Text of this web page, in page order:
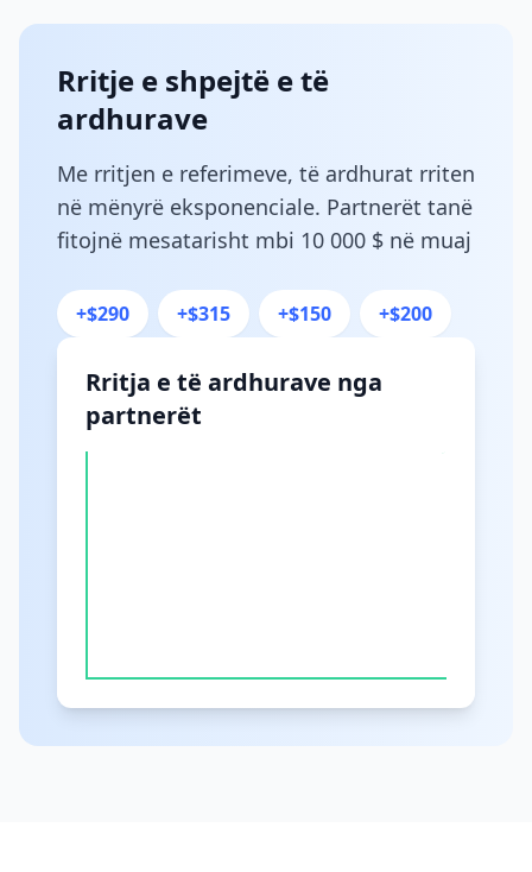
Rritje e shpejtë e të
ardhurave
Me rritjen e referimeve, të ardhurat rriten
në mënyrë eksponenciale. Partnerët tanë
fitojnë mesatarisht mbi 10 000 $ në muaj
+$290 +$315 +$150 +$200
Rritja e të ardhurave nga
partnerët